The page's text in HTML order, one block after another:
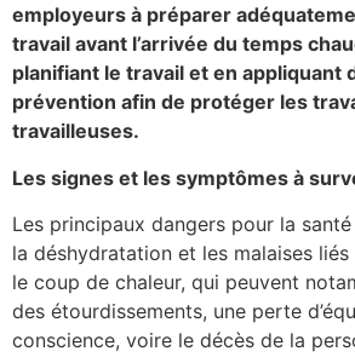
employeurs à préparer
travail avant l’arrivée du temps
planifiant le travail et en appliquant
prévention afin de protéger les
travailleuses.
Les signes et les symptômes à
Les principaux dangers pour la
la déshydratation et les malaises
le coup de chaleur, qui peuvent
des étourdissements, une perte
conscience, voire le décès de la